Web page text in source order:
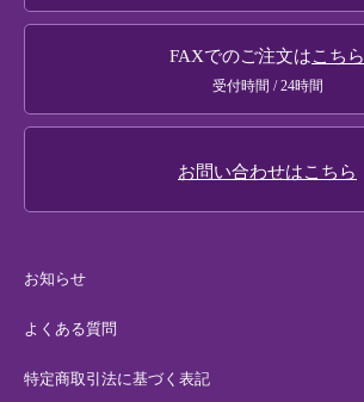
法人様・大口注文
お知らせ
よくある質問
特定商取引法に基づく表記
FAXでのご注文はこちら
受付時間 / 24時間
お問い合わせはこちら